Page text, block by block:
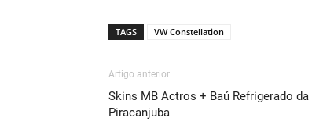
TAGS VW Constellation
Artigo anterior
Skins MB Actros + Baú Refrigerado da
Piracanjuba